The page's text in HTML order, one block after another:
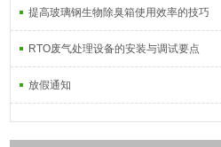
是针对废气及粉尘的一款环保设备。
子分离出来的除尘设备。有性能稳定
荷电、收集、清灰三个阶段，直流高
离，粉尘等颗粒和点后在电场力作用
提高玻璃钢生物除臭箱使用效率的技巧
RTO废气处理设备的安装与调试要点
放假通知